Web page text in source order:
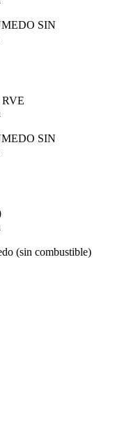
SIN
RVE
SIN
(sin combustible)